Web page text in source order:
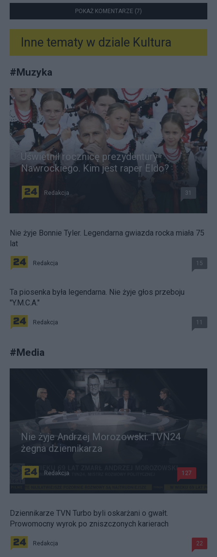
POKAŻ KOMENTARZE (7)
Inne tematy w dziale Kultura
#Muzyka
Uświetnił rocznicę prezydentury
Nawrockiego. Kim jest raper Eldo?
Redakcja 31
Nie żyje Bonnie Tyler. Legendarna gwiazda rocka miała 75
lat
Redakcja 15
Ta piosenka była legendarna. Nie żyje głos przeboju
"Y.M.C.A."
Redakcja 11
#Media
Nie żyje Andrzej Morozowski. TVN24
żegna dziennikarza
Redakcja 127
Dziennikarze TVN Turbo byli oskarżani o gwałt.
Prowomocny wyrok po zniszczonych karierach
Redakcja 22